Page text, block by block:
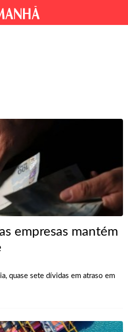
empresas mantém
quase sete dívidas em atraso em